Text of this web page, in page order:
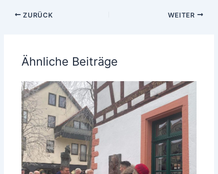
ZURÜCK WEITER
Ähnliche Beiträge